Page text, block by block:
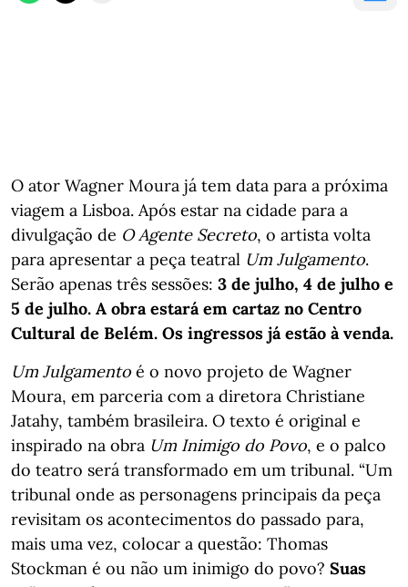
O ator Wagner Moura já tem data para a próxima
viagem a Lisboa. Após estar na cidade para a
divulgação de O Agente Secreto, o artista volta
para apresentar a peça teatral Um Julgamento.
Serão apenas três sessões: 3 de julho, 4 de julho e
5 de julho. A obra estará em cartaz no Centro
Cultural de Belém. Os ingressos já estão à venda.
Um Julgamento é o novo projeto de Wagner
Moura, em parceria com a diretora Christiane
Jatahy, também brasileira. O texto é original e
inspirado na obra Um Inimigo do Povo, e o palco
do teatro será transformado em um tribunal. “Um
tribunal onde as personagens principais da peça
revisitam os acontecimentos do passado para,
mais uma vez, colocar a questão: Thomas
Stockman é ou não um inimigo do povo? Suas